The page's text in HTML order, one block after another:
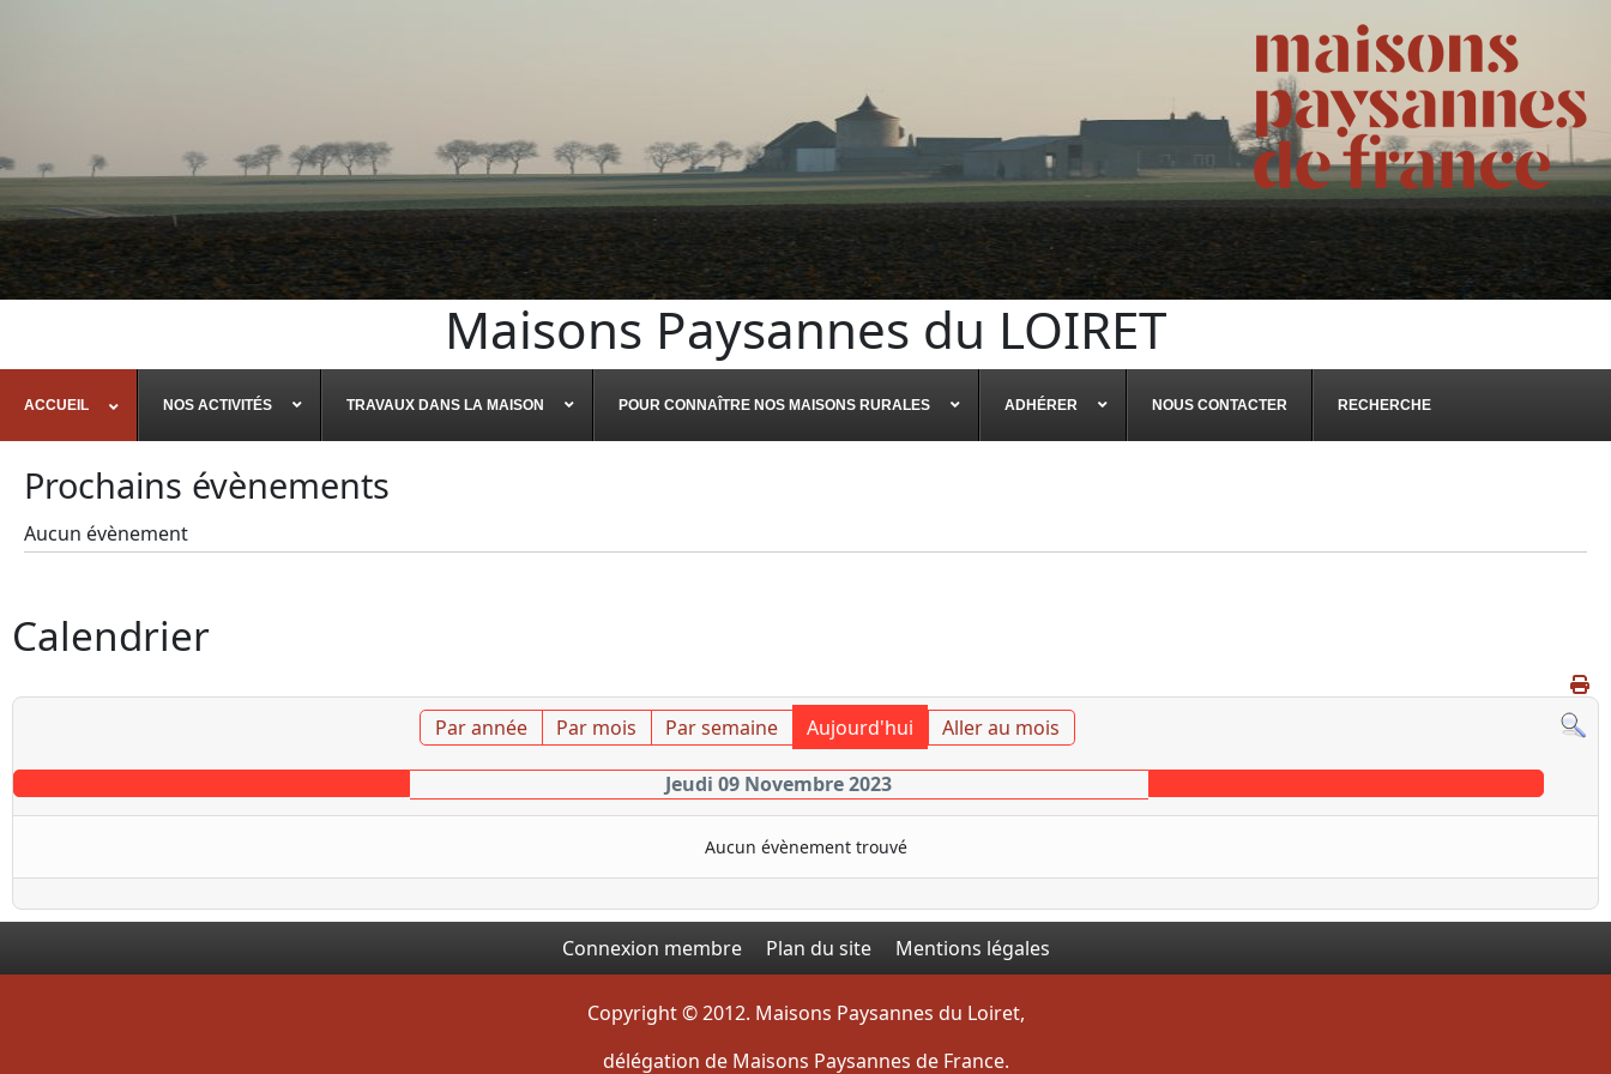
Maisons Paysannes du LOIRET
ACCUEIL NOS ACTIVITÉS TRAVAUX DANS LA MAISON POUR CONNAÎTRE NOS MAISONS RURALES ADHÉRER NOUS CONTACTER RECHERCHE
Prochains évènements
Aucun évènement
Calendrier
Par année Par mois Par semaine Aujourd'hui Aller au mois
Jeudi 09 Novembre 2023
Aucun évènement trouvé
Connexion membre Plan du site Mentions légales
Copyright © 2012. Maisons Paysannes du Loiret,
délégation de Maisons Paysannes de France.